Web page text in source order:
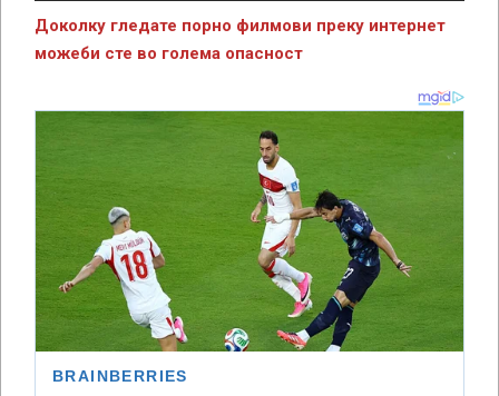
Доколку гледате порно филмови преку интернет
можеби сте во голема опасност